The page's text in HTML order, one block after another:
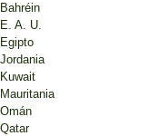
Bahréin
E. A. U.
Egipto
Jordania
Kuwait
Mauritania
Omán
Qatar